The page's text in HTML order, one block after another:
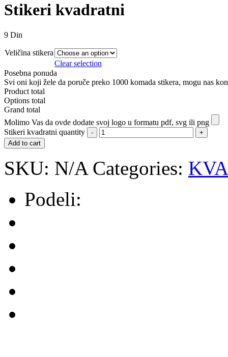
Stikeri kvadratni
9 Din
Veličina stikera
Clear selection
Posebna ponuda
Svi oni koji žele da poruče preko 1000 komada stikera, mogu nas
Product total
Options total
Grand total
Molimo Vas da ovde dodate svoj logo u formatu pdf, svg ili png
Stikeri kvadratni quantity
Add to cart
SKU: N/A Categories:
Podeli: